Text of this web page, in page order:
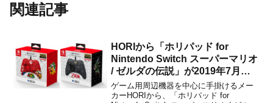
関連記事
HORIから「ホリパッド for
Nintendo Switch スーパーマリオ
/ ゼルダの伝説」が2019年7月に
発売決定！
ゲーム用周辺機器を中心に手掛けるメー
カーHORIから、「ホリパッド for